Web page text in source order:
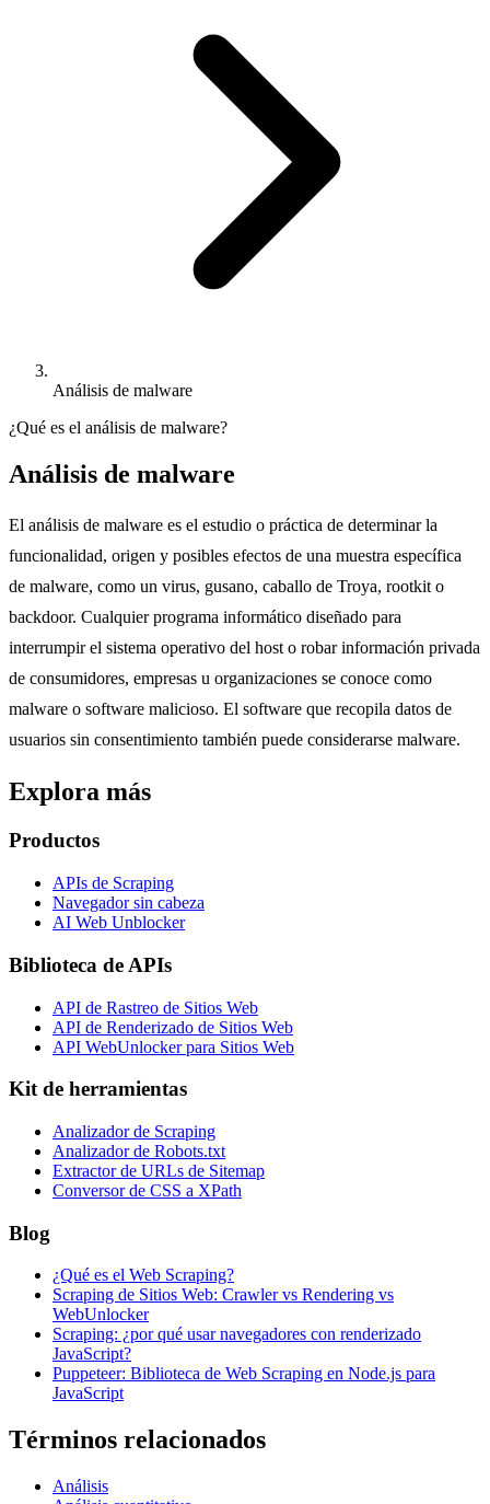
Análisis de malware
¿Qué es el análisis de malware?
Análisis de malware
El análisis de malware es el estudio o práctica de determinar la
funcionalidad, origen y posibles efectos de una muestra específica
de malware, como un virus, gusano, caballo de Troya, rootkit o
backdoor. Cualquier programa informático diseñado para
interrumpir el sistema operativo del host o robar información privada
de consumidores, empresas u organizaciones se conoce como
malware o software malicioso. El software que recopila datos de
usuarios sin consentimiento también puede considerarse malware.
Explora más
Productos
APIs de Scraping
Navegador sin cabeza
AI Web Unblocker
Biblioteca de APIs
API de Rastreo de Sitios Web
API de Renderizado de Sitios Web
API WebUnlocker para Sitios Web
Kit de herramientas
Analizador de Scraping
Analizador de Robots.txt
Extractor de URLs de Sitemap
Conversor de CSS a XPath
Blog
¿Qué es el Web Scraping?
Scraping de Sitios Web: Crawler vs Rendering vs
WebUnlocker
Scraping: ¿por qué usar navegadores con renderizado
JavaScript?
Puppeteer: Biblioteca de Web Scraping en Node.js para
JavaScript
Términos relacionados
Análisis